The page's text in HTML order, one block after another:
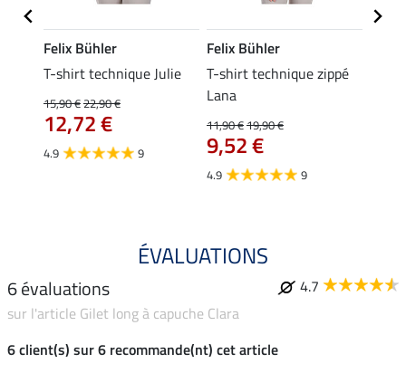
Felix Bühler
T-shirt technique Julie
15,90 €22,90 €
12,72 €
4.9 9
Felix Bühler
T-shirt technique zippé
Lana
11,90 €19,90 €
9,52 €
4.9 9
ÉVALUATIONS
6 évaluations
4.7
sur l'article Gilet long à capuche Clara
6 client(s) sur 6 recommande(nt) cet article